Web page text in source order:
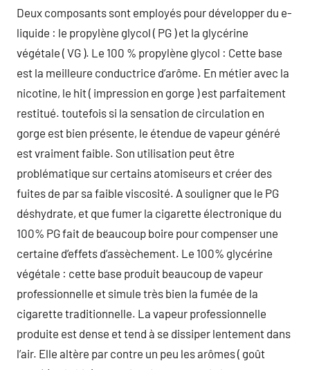
Deux composants sont employés pour développer du e-
liquide : le propylène glycol ( PG ) et la glycérine
végétale ( VG ). Le 100 % propylène glycol : Cette base
est la meilleure conductrice d’arôme. En métier avec la
nicotine, le hit ( impression en gorge ) est parfaitement
restitué. toutefois si la sensation de circulation en
gorge est bien présente, le étendue de vapeur généré
est vraiment faible. Son utilisation peut être
problématique sur certains atomiseurs et créer des
fuites de par sa faible viscosité. A souligner que le PG
déshydrate, et que fumer la cigarette électronique du
100% PG fait de beaucoup boire pour compenser une
certaine d’effets d’assèchement. Le 100% glycérine
végétale : cette base produit beaucoup de vapeur
professionnelle et simule très bien la fumée de la
cigarette traditionnelle. La vapeur professionnelle
produite est dense et tend à se dissiper lentement dans
l’air. Elle altère par contre un peu les arômes ( goût